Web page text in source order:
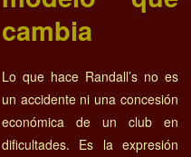
cambia
Lo que hace Randall’s no es
un accidente ni una concesión
económica de un club en
dificultades. Es la expresión